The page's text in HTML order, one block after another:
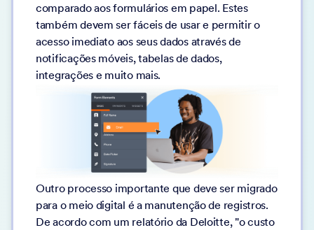
comparado aos formulários em papel. Estes
também devem ser fáceis de usar e permitir o
acesso imediato aos seus dados através de
notificações móveis, tabelas de dados,
integrações e muito mais.
Outro processo importante que deve ser migrado
para o meio digital é a manutenção de registros.
De acordo com um relatório da Deloitte, "o custo